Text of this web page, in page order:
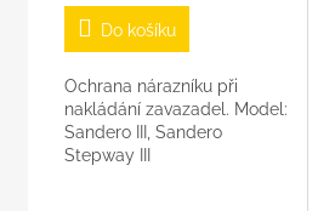
Do košíku
Ochrana nárazníku při
nakládání zavazadel. Model:
Sandero III, Sandero
Stepway III